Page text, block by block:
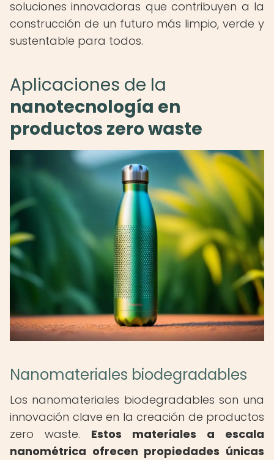
soluciones innovadoras que contribuyen a la
construcción de un futuro más limpio, verde y
sustentable para todos.
Aplicaciones de la
nanotecnología en
productos zero waste
Nanomateriales biodegradables
Los nanomateriales biodegradables son una
innovación clave en la creación de productos
zero waste. Estos materiales a escala
nanométrica ofrecen propiedades únicas